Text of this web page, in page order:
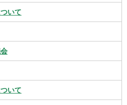
いて
いて